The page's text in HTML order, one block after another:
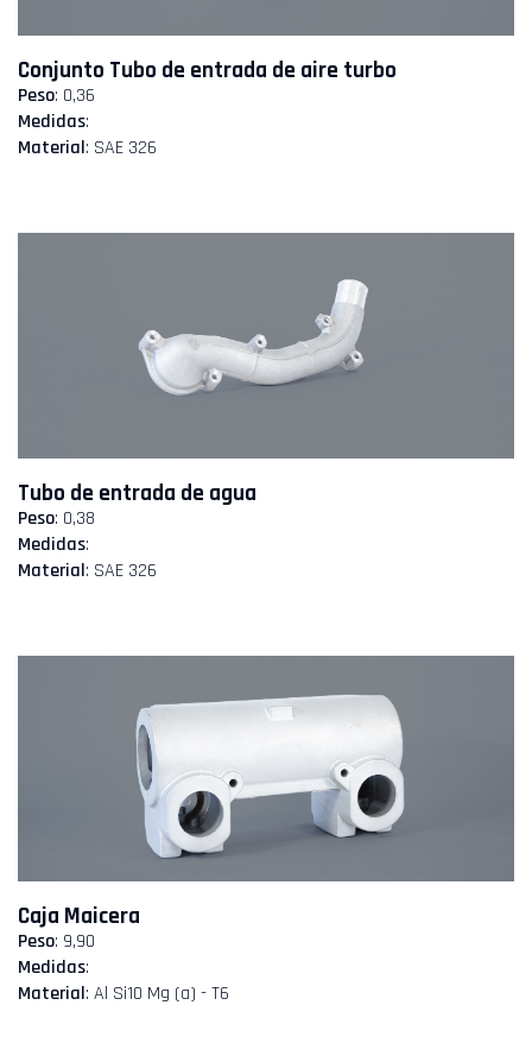
Conjunto Tubo de entrada de aire turbo
Peso: 0,36
Medidas:
Material: SAE 326
Tubo de entrada de agua
Peso: 0,38
Medidas:
Material: SAE 326
Caja Maicera
Peso: 9,90
Medidas:
Material: Al Si10 Mg (a) - T6